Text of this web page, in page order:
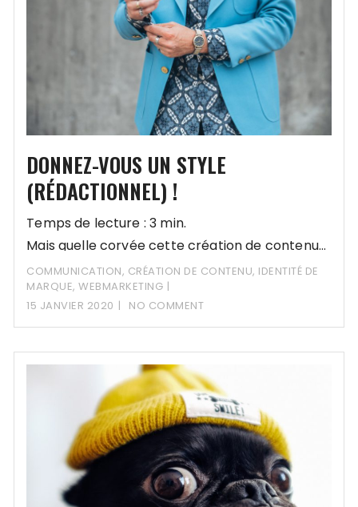
DONNEZ-VOUS UN STYLE
(RÉDACTIONNEL) !
Temps de lecture : 3 min.
Mais quelle corvée cette création de contenu…
COMMUNICATION, CRÉATION DE CONTENU, IDENTITÉ DE
MARQUE,WEBMARKETING
15 JANVIER 2020
NO COMMENT